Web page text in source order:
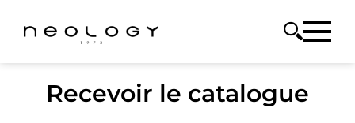
Recevoir le catalogue